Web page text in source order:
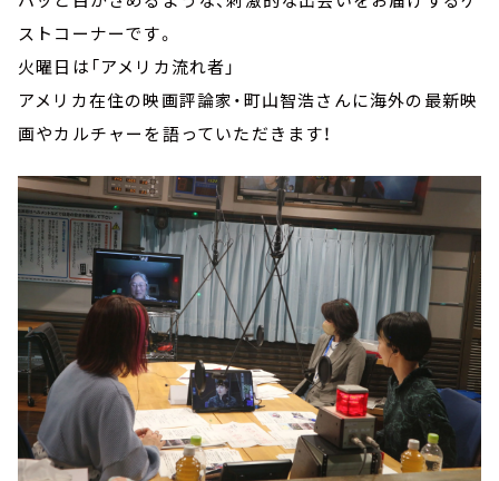
ストコーナーです。
火曜日は「アメリカ流れ者」
アメリカ在住の映画評論家・町山智浩さんに海外の最新映
画やカルチャーを語っていただきます！